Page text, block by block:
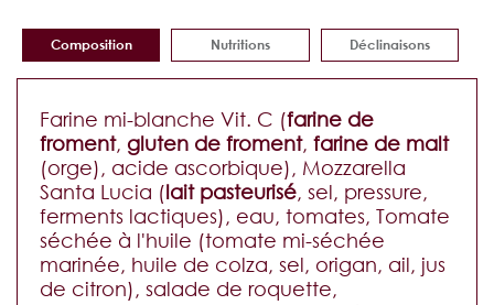
Composition Nutritions Déclinaisons
Farine mi-blanche Vit. C (farine de
froment, gluten de froment, farine de malt
(orge), acide ascorbique), Mozzarella
Santa Lucia (lait pasteurisé, sel, pressure,
ferments lactiques), eau, tomates, Tomate
séchée à l'huile (tomate mi-séchée
marinée, huile de colza, sel, origan, ail, jus
de citron), salade de roquette,